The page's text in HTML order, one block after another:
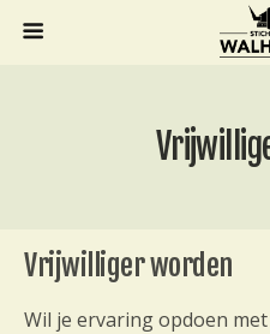
Vrijwilliger worden
Wil je ervaring opdoen